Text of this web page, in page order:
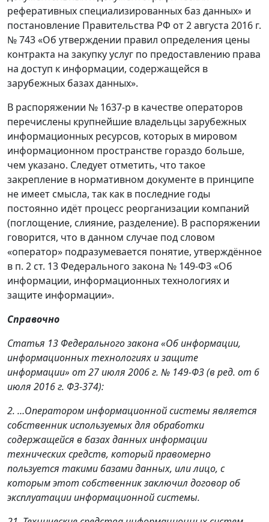
реферативных специализированных баз данных» и
постановление Правительства РФ от 2 августа 2016 г.
№ 743 «Об утверждении правил определения цены
контракта на закупку услуг по предоставлению права
на доступ к информации, содержащейся в
зарубежных базах данных».
В распоряжении № 1637-р в качестве операторов
перечислены крупнейшие владельцы зарубежных
информационных ресурсов, которых в мировом
информационном пространстве гораздо больше,
чем указано. Следует отметить, что такое
закрепление в нормативном документе в принципе
не имеет смысла, так как в последние годы
постоянно идёт процесс реорганизации компаний
(поглощение, слияние, разделение). В распоряжении
говорится, что в данном случае под словом
«оператор» подразумевается понятие, утверждённое
в п. 2 ст. 13 Федерального закона № 149-ФЗ «Об
информации, информационных технологиях и
защите информации».
Справочно
Статья 13 Федерального закона «Об информации,
информационных технологиях и защите
информации» от 27 июля 2006 г. № 149-ФЗ (в ред. от 6
июля 2016 г. ФЗ-374):
2. …Оператором информационной системы является
собственник используемых для обработки
содержащейся в базах данных информации
технических средств, который правомерно
пользуется такими базами данных, или лицо, с
которым этот собственник заключил договор об
эксплуатации информационной системы.